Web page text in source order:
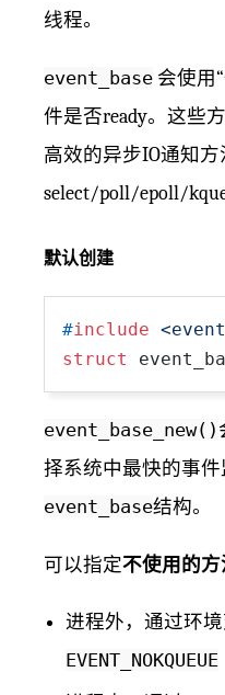
线程。
event_base 会使用
件是否ready。这些
高效的异步IO通知方
select/poll/epoll/
默认创建
#include
struct
event_base_new()
择系统中最快的事
event_base结构。
可以指定不使用的方
进程外，通过环
EVENT_NOKQUEUE